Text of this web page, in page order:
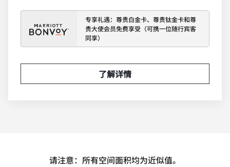
专享礼遇：尊贵白金卡、尊贵钛金卡和尊
贵大使会员免费享受（可携一位随行宾客
同享）
了解详情
请注意：所有空间面积均为近似值。